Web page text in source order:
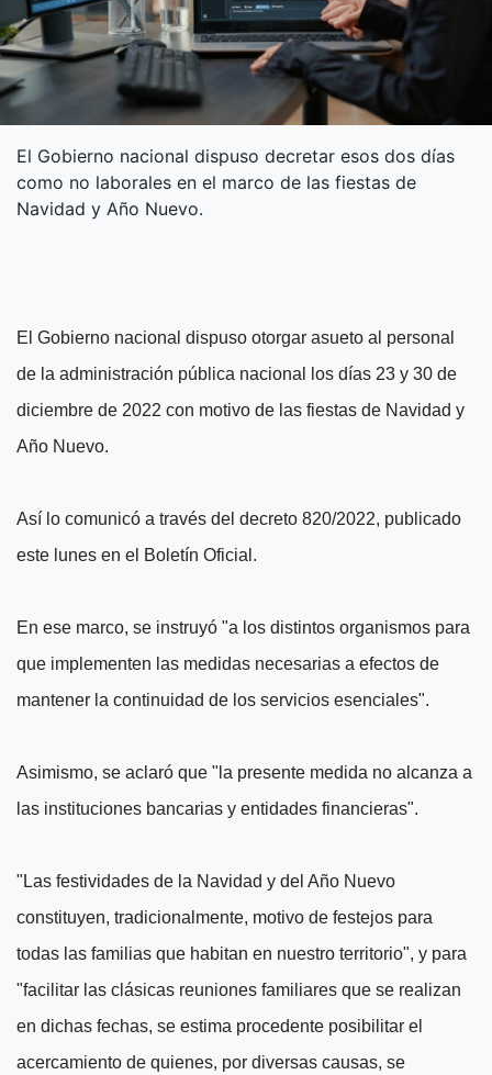
El Gobierno nacional dispuso decretar esos dos días
como no laborales en el marco de las fiestas de
Navidad y Año Nuevo.
El Gobierno nacional dispuso otorgar asueto al personal
de la administración pública nacional los días 23 y 30 de
diciembre de 2022 con motivo de las fiestas de Navidad y
Año Nuevo.
Así lo comunicó a través del decreto 820/2022, publicado
este lunes en el Boletín Oficial.
En ese marco, se instruyó "a los distintos organismos para
que implementen las medidas necesarias a efectos de
mantener la continuidad de los servicios esenciales".
Asimismo, se aclaró que "la presente medida no alcanza a
las instituciones bancarias y entidades financieras".
"Las festividades de la Navidad y del Año Nuevo
constituyen, tradicionalmente, motivo de festejos para
todas las familias que habitan en nuestro territorio", y para
"facilitar las clásicas reuniones familiares que se realizan
en dichas fechas, se estima procedente posibilitar el
acercamiento de quienes, por diversas causas, se